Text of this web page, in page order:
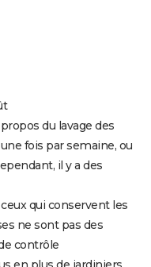
du lavage des
fois par semaine, ou
il y a des
qui conservent les
ne sont pas des
contrôle